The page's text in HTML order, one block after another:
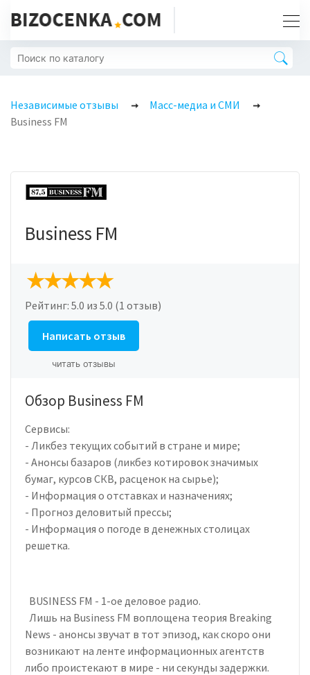
Независимые отзывы
Масс-медиа и СМИ
Business FM
Business FM
Рейтинг: 5.0 из 5.0 (1 отзыв)
Написать отзыв
читать отзывы
Обзор Business FM
Сервисы:
- Ликбез текущих событий в стране и мире;
- Анонсы базаров (ликбез котировок значимых
бумаг, курсов СКВ, расценок на сырье);
- Информация о отставках и назначениях;
- Прогноз деловитый прессы;
- Информация о погоде в денежных столицах
решетка.
BUSINESS FM - 1-ое деловое радио.
Лишь на Business FM воплощена теория Breaking
News - анонсы звучат в тот эпизод, как скоро они
возникают на ленте информационных агентств
либо проистекают в мире - ни секунды задержки.